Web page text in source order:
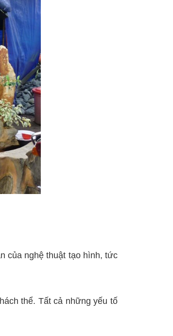
của nghệ thuật tạo hình, tức
thể. Tất cả những yếu tố